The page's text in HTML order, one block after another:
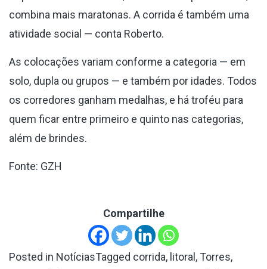
combina mais maratonas. A corrida é também uma
atividade social — conta Roberto.
As colocações variam conforme a categoria — em
solo, dupla ou grupos — e também por idades. Todos
os corredores ganham medalhas, e há troféu para
quem ficar entre primeiro e quinto nas categorias,
além de brindes.
Fonte: GZH
Compartilhe
Posted in NotíciasTagged corrida, litoral , Torres,